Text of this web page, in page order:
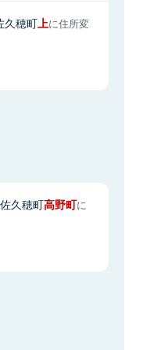
久穂町 上に住所変
久穂町高野町に